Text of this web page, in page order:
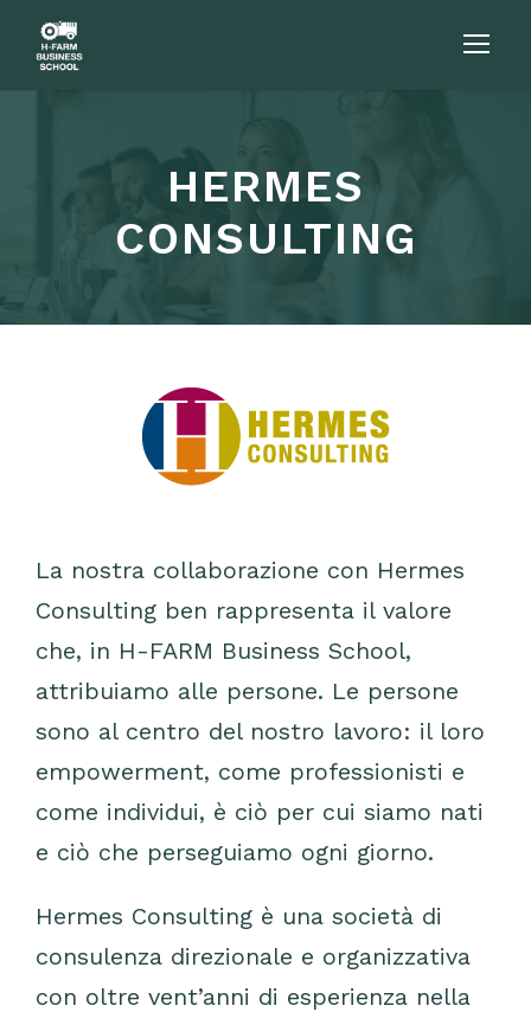
HERMES
CONSULTING
La nostra collaborazione con Hermes
Consulting ben rappresenta il valore
che, in H-FARM Business School,
attribuiamo alle persone. Le persone
sono al centro del nostro lavoro: il loro
empowerment, come professionisti e
come individui, è ciò per cui siamo nati
e ciò che perseguiamo ogni giorno.
Hermes Consulting è una società di
consulenza direzionale e organizzativa
con oltre vent’anni di esperienza nella